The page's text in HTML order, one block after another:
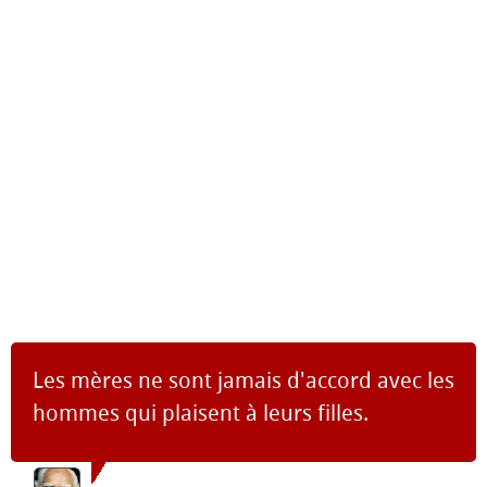
Les mères ne sont jamais d'accord avec les
hommes qui plaisent à leurs filles.